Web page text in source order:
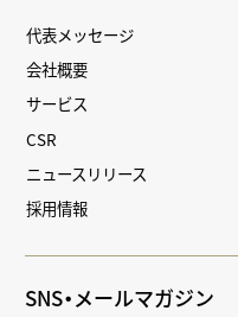
代表メッセージ
会社概要
サービス
CSR
ニュースリリース
採用情報
SNS・メールマガジン